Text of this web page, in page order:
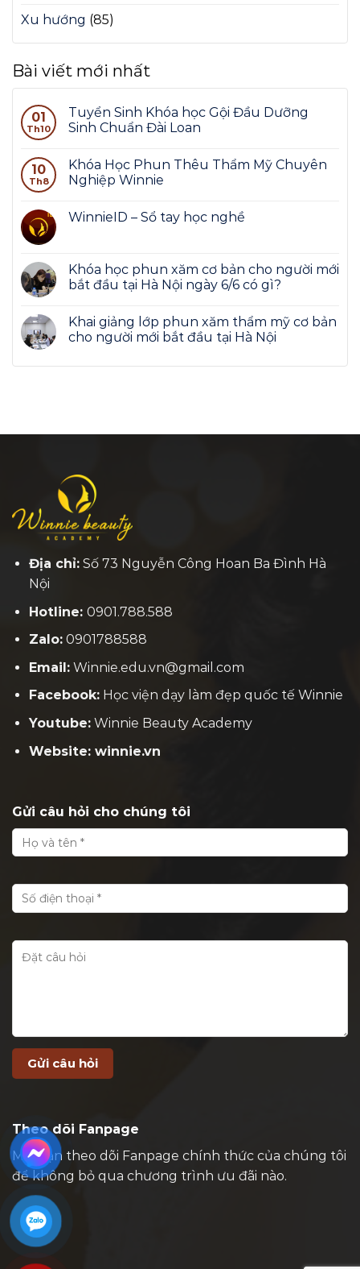
Xu hướng (85)
Bài viết mới nhất
01
Th10
Tuyển Sinh Khóa học Gội Đầu Dưỡng
Sinh Chuẩn Đài Loan
10
Th8
Khóa Học Phun Thêu Thẩm Mỹ Chuyên
Nghiệp Winnie
WinnieID – Sổ tay học nghề
Khóa học phun xăm cơ bản cho người mới
bắt đầu tại Hà Nội ngày 6/6 có gì?
Khai giảng lớp phun xăm thẩm mỹ cơ bản
cho người mới bắt đầu tại Hà Nội
Địa chỉ:Số 73 Nguyễn Công Hoan Ba Đình Hà
Nội
Hotline: 0901.788.588
Zalo:0901788588
Email:Winnie.edu.vn@gmail.com
Facebook:Học viện dạy làm đẹp quốc tế Winnie
Youtube:Winnie Beauty Academy
Website: winnie.vn
Gửi câu hỏi cho chúng tôi
Theo dõi Fanpage
Mời bạn theo dõi Fanpage chính thức của chúng tôi
để không bỏ qua chương trình ưu đãi nào.